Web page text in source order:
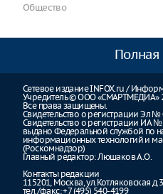
Общество
Полная
Сетевое издание INFOX.ru /
Учредитель © ООО «СМАРТМЕДИА»
Все права защищены.
Свидетельство о регистрации Эл
Свидетельство о регистрации ИА №
выдано Федеральной службой по
информационных технологий и
(Роскомнадзор)
Главный редактор: Люшаков А.О.
Контакты редакции
115201, Москва, ул.Котляковская
тел./факс: +7 (495) 540-4199